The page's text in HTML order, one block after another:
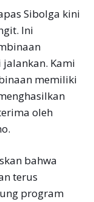
Sibolga kini
Ini
Kami
memiliki
oleh
bahwa
terus
program